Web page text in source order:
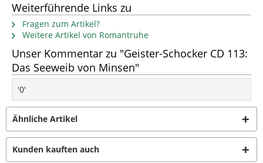
Weiterführende Links zu
Fragen zum Artikel?
Weitere Artikel von Romantruhe
Unser Kommentar zu "Geister-Schocker CD 113:
Das Seeweib von Minsen"
'0'
Ähnliche Artikel
Kunden kauften auch